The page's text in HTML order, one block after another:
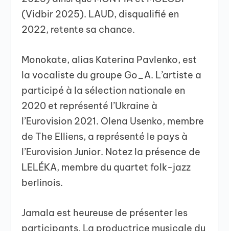
(Vidbir 2025). LAUD, disqualifié en
2022, retente sa chance.
Monokate, alias Katerina Pavlenko, est
la vocaliste du groupe Go_A. L’artiste a
participé à la sélection nationale en
2020 et représenté l’Ukraine à
l’Eurovision 2021. Olena Usenko, membre
de The Elliens, a représenté le pays à
l’Eurovision Junior. Notez la présence de
LELÉKA, membre du quartet folk-jazz
berlinois.
Jamala est heureuse de présenter les
participants. La productrice musicale du